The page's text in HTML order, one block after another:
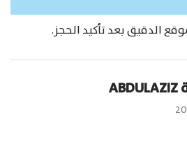
الدقيق بعد تأكيد الحجز.
ABDULAZIZ